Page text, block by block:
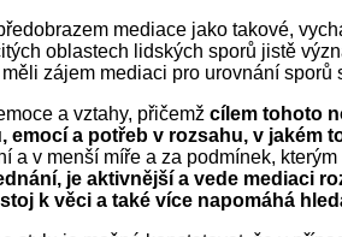
mediace jako takové,
oblastech lidských sporů jistě
zájem mediaci pro urovnání
a vztahy, přičemž cílem tohoto
a potřeb v rozsahu, v jakém
a v menší míře a za podmínek,
je aktivnější a vede mediaci
k věci a také více napomáhá